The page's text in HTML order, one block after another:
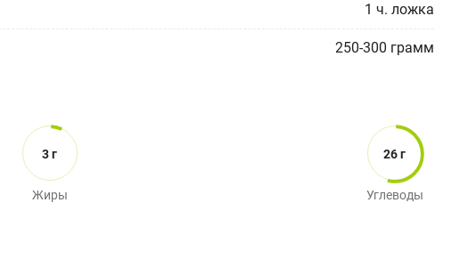
1 ч. ложка
250-300 грамм
3 г
Жиры
26 г
Углеводы